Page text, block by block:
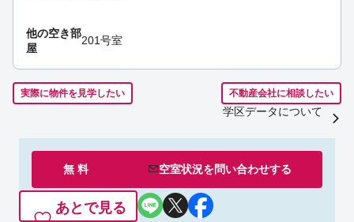
他の空き部
屋
201号室
実際に物件を見学したい 不動産会社に相談したい
学区データについて
無 料 空室状況を問い合わせする
あとで見る